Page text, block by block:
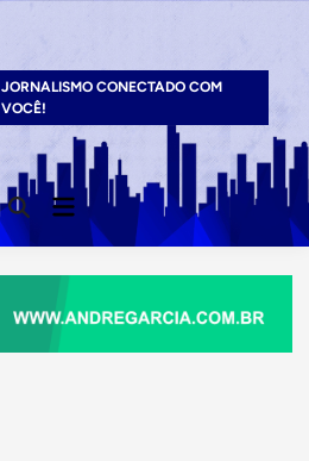
JORNALISMO CONECTADO COM
VOCÊ!
Open
Search
Main
Menu